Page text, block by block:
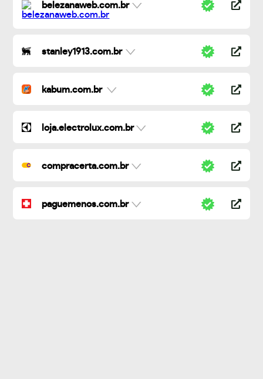
belezanaweb.com.br
stanley1913.com.br
kabum.com.br
loja.electrolux.com.br
compracerta.com.br
paguemenos.com.br